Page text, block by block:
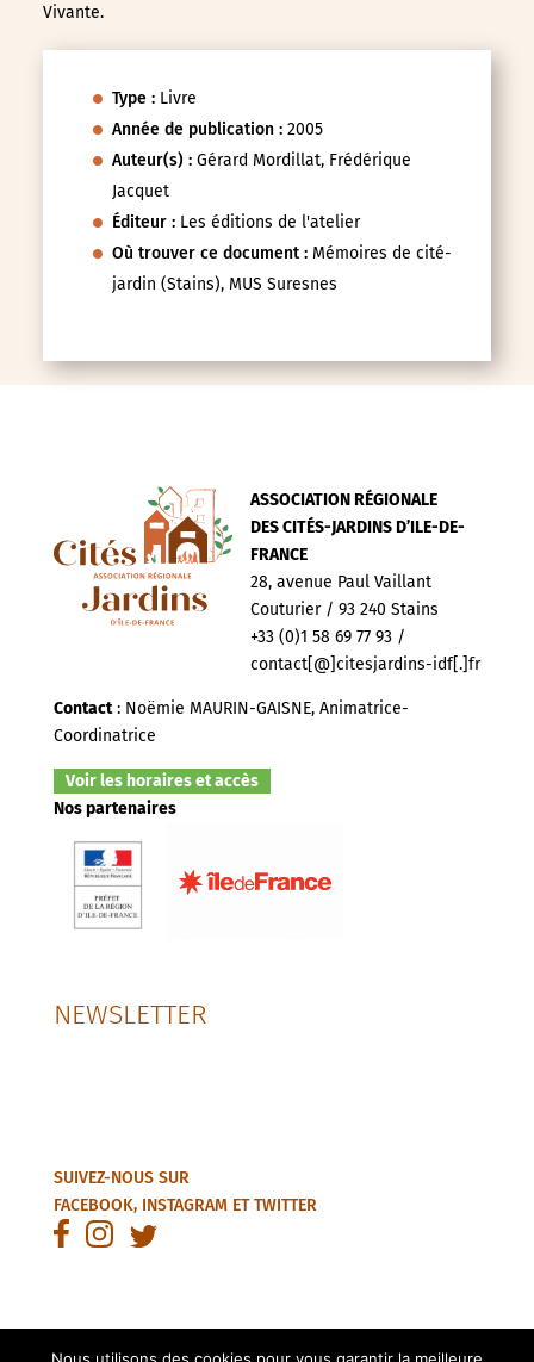
Vivante.
Type : Livre
Année de publication : 2005
Auteur(s) : Gérard Mordillat, Frédérique
Jacquet
Éditeur : Les éditions de l'atelier
Où trouver ce document : Mémoires de cité-
jardin (Stains), MUS Suresnes
ASSOCIATION RÉGIONALE
DES CITÉS-JARDINS D’ILE-DE-
FRANCE
28, avenue Paul Vaillant
Couturier / 93 240 Stains
+33 (0)1 58 69 77 93 /
contact[@]citesjardins-idf[.]fr
Contact: Noëmie MAURIN-GAISNE, Animatrice-
Coordinatrice
Voir les horaires et accès
Nos partenaires
NEWSLETTER
SUIVEZ-NOUS SUR
FACEBOOK, INSTAGRAMETTWITTER